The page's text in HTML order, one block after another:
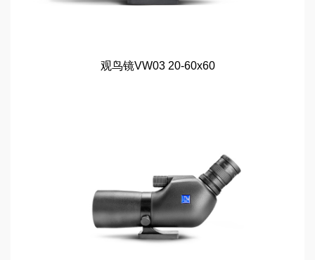
观鸟镜VW03 20-60x60